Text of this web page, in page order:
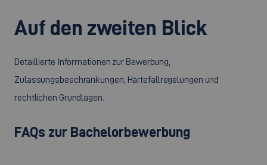
Auf den zweiten Blick
Detaillierte Informationen zur Bewerbung,
Zulassungsbeschränkungen, Härtefallregelungen und
rechtlichen Grundlagen.
FAQs zur Bachelorbewerbung